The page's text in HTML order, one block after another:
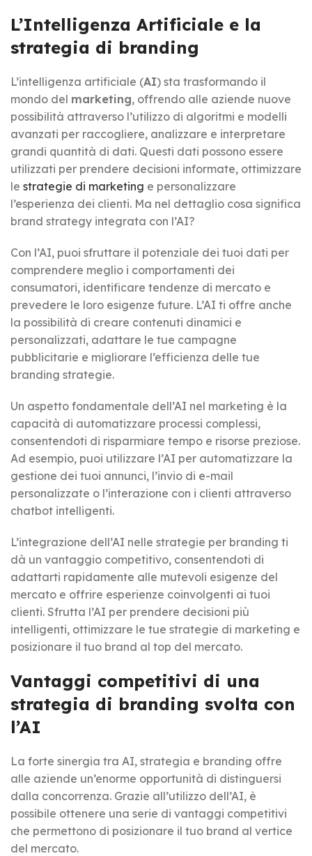
L’Intelligenza Artificiale e la
strategia di branding
L’intelligenza artificiale (AI) sta trasformando il
mondo del marketing, offrendo alle aziende nuove
possibilità attraverso l’utilizzo di algoritmi e modelli
avanzati per raccogliere, analizzare e interpretare
grandi quantità di dati. Questi dati possono essere
utilizzati per prendere decisioni informate, ottimizzare
le strategie di marketing e personalizzare
l’esperienza dei clienti. Ma nel dettaglio cosa significa
brand strategy integrata con l’AI?
Con l’AI, puoi sfruttare il potenziale dei tuoi dati per
comprendere meglio i comportamenti dei
consumatori, identificare tendenze di mercato e
prevedere le loro esigenze future. L’AI ti offre anche
la possibilità di creare contenuti dinamici e
personalizzati, adattare le tue campagne
pubblicitarie e migliorare l’efficienza delle tue
branding strategie.
Un aspetto fondamentale dell’AI nel marketing è la
capacità di automatizzare processi complessi,
consentendoti di risparmiare tempo e risorse preziose.
Ad esempio, puoi utilizzare l’AI per automatizzare la
gestione dei tuoi annunci, l’invio di e-mail
personalizzate o l’interazione con i clienti attraverso
chatbot intelligenti.
L’integrazione dell’AI nelle strategie per branding ti
dà un vantaggio competitivo, consentendoti di
adattarti rapidamente alle mutevoli esigenze del
mercato e offrire esperienze coinvolgenti ai tuoi
clienti. Sfrutta l’AI per prendere decisioni più
intelligenti, ottimizzare le tue strategie di marketing e
posizionare il tuo brand al top del mercato.
Vantaggi competitivi di una
strategia di branding svolta con
l’AI
La forte sinergia tra AI, strategia e branding offre
alle aziende un’enorme opportunità di distinguersi
dalla concorrenza. Grazie all’utilizzo dell’AI, è
possibile ottenere una serie di vantaggi competitivi
che permettono di posizionare il tuo brand al vertice
del mercato.